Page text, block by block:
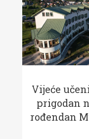
Vijeće
prigodan
rođendan